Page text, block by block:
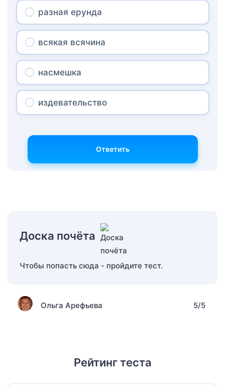
разная ерунда
всякая всячина
насмешка
издевательство
Ответить
Доска почёта
Чтобы попасть сюда - пройдите тест.
Ольга Арефьева 5/5
Рейтинг теста